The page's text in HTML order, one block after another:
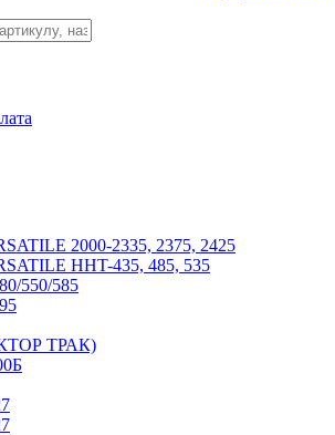
2000-2335, 2375, 2425
HHT-435, 485, 535
550/585
ТРАК)